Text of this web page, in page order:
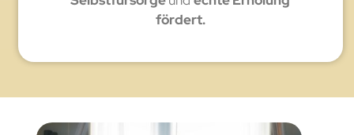
fördert.